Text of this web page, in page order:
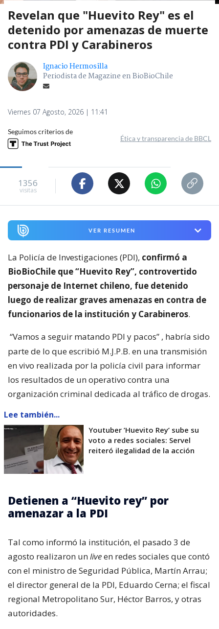
Revelan que "Huevito Rey" es el
detenido por amenazas de muerte
contra PDI y Carabineros
Ignacio Hermosilla
Periodista de Magazine en BioBioChile
Viernes 07 Agosto, 2026 | 11:41
Seguimos criterios de
Ética y transparencia de BBCL
1356
visitas
VER RESUMEN
La Policía de Investigaciones (PDI), confirmó a
BioBioChile que “Huevito Rey”, controvertido
personaje de Internet chileno, fue detenido
luego de realizar graves amenazas en contra de
funcionarios de la institución y Carabineros.
“Vamos a seguir matando PDI y pacos” , habría sido
parte de lo que escribió M.J.P.B. en una transmisión
en vivo realizada por la policía civil para informar
los resultados de un operativo contra una
organización criminal dedicada al tráfico de drogas.
Lee también...
Youtuber ’Huevito Rey’ sube su
voto a redes sociales: Servel
reiteró ilegalidad de la acción
Detienen a “Huevito rey” por
amenazar a la PDI
Tal como informó la institución, el pasado 3 de
agosto realizaron unliveen redes sociales que contó
con el ministro de Seguridad Pública, Martín Arrau;
el director general de la PDI, Eduardo Cerna; el fiscal
regional Metropolitano Sur, Héctor Barros, y otras
autoridades.